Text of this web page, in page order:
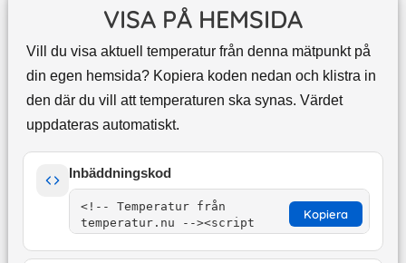
VISA PÅ HEMSIDA
Vill du visa aktuell temperatur från denna mätpunkt på
din egen hemsida? Kopiera koden nedan och klistra in
den där du vill att temperaturen ska synas. Värdet
uppdateras automatiskt.
Inbäddningskod
Kopiera